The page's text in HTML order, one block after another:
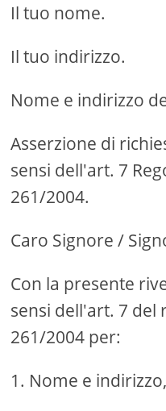
Il tuo nome.
Il tuo indirizzo.
Nome e indirizzo
Asserzione di
sensi dell'art. 7
261/2004.
Caro Signore /
Con la presente
sensi dell'art. 7 del
261/2004 per:
1. Nome e indirizzo,